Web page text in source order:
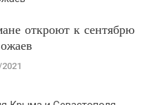
откроют к сентябрю